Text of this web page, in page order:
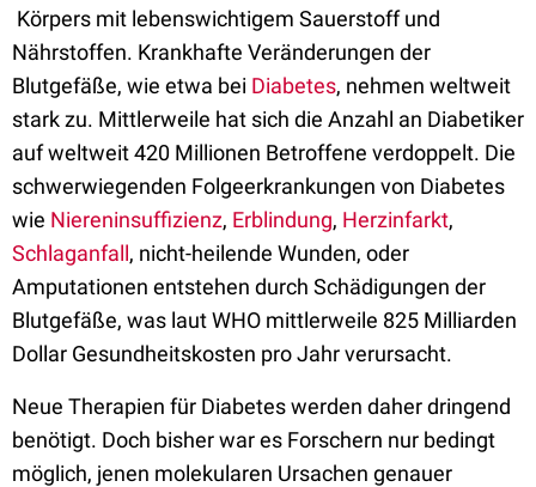
Körpers mit lebenswichtigem Sauerstoff und
Nährstoffen. Krankhafte Veränderungen der
Blutgefäße, wie etwa bei Diabetes, nehmen weltweit
stark zu. Mittlerweile hat sich die Anzahl an Diabetiker
auf weltweit 420 Millionen Betroffene verdoppelt. Die
schwerwiegenden Folgeerkrankungen von Diabetes
wie Niereninsuffizienz, Erblindung, Herzinfarkt,
Schlaganfall, nicht-heilende Wunden, oder
Amputationen entstehen durch Schädigungen der
Blutgefäße, was laut WHO mittlerweile 825 Milliarden
Dollar Gesundheitskosten pro Jahr verursacht.
Neue Therapien für Diabetes werden daher dringend
benötigt. Doch bisher war es Forschern nur bedingt
möglich, jenen molekularen Ursachen genauer